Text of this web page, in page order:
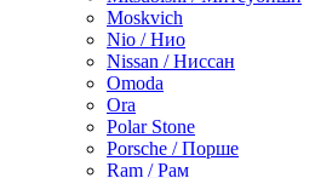
Moskvich
Nio / Нио
Nissan / Ниссан
Omoda
Ora
Polar Stone
Porsche / Порше
Ram / Рам